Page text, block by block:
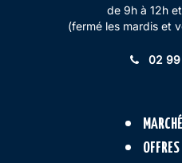
de 9h à 12h
(fermé les mardis et
02 99